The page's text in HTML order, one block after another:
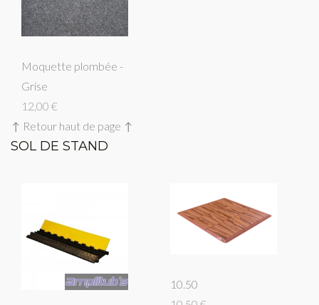
Moquette plombée -
Grise
12,00 €
↑ Retour haut de page ↑
SOL DE STAND
10.50